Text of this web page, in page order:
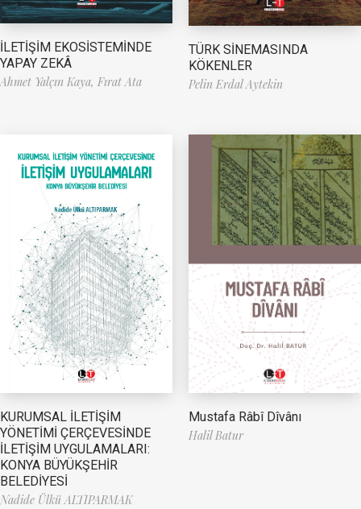
İLETİŞİM EKOSİSTEMİNDE
YAPAY ZEKÂ
Ahmet Yalçın Kaya, Fırat Ata
TÜRK SİNEMASINDA
KÖKENLER
Pelin Erdal Aytekin
KURUMSAL İLETİŞİM
YÖNETİMİ ÇERÇEVESİNDE
İLETİŞİM UYGULAMALARI:
KONYA BÜYÜKŞEHİR
BELEDİYESİ
Nadide Ülkü ALTIPARMAK
Mustafa Râbî Dîvânı
Halil Batur